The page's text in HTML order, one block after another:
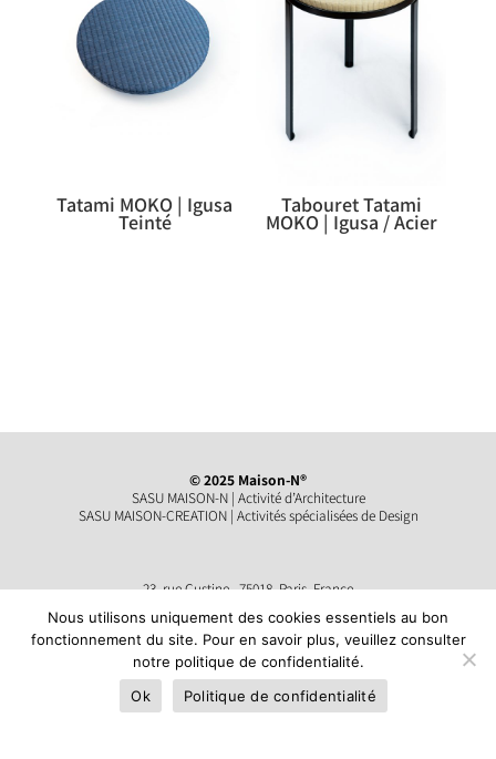
Tatami MOKO | Igusa
Teinté
Tabouret Tatami
MOKO | Igusa / Acier
© 2025 Maison-N®
SASU MAISON-N | Activité d’Architecture
SASU MAISON-CREATION | Activités spécialisées de Design
23, rue Custine , 75018, Paris, France
Instagram Architecture|Instagram Design
Mentions légales
Politique de confidentialité
Nous utilisons uniquement des cookies essentiels au bon
fonctionnement du site. Pour en savoir plus, veuillez consulter
notre politique de confidentialité.
Ok
Politique de confidentialité